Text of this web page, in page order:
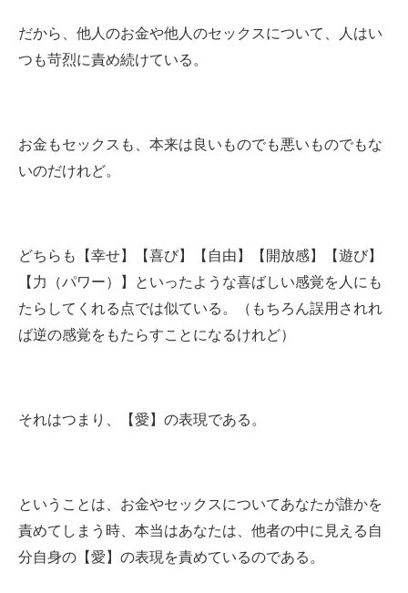
だから、他人のお金や他人のセックスについて、人はい
つも苛烈に責め続けている。
お金もセックスも、本来は良いものでも悪いものでもな
いのだけれど。
どちらも【幸せ】【喜び】【自由】【開放感】【遊び】
【力（パワー）】といったような喜ばしい感覚を人にも
たらしてくれる点では似ている。（もちろん誤用されれ
ば逆の感覚をもたらすことになるけれど）
それはつまり、【愛】の表現である。
ということは、お金やセックスについてあなたが誰かを
責めてしまう時、本当はあなたは、他者の中に見える自
分自身の【愛】の表現を責めているのである。